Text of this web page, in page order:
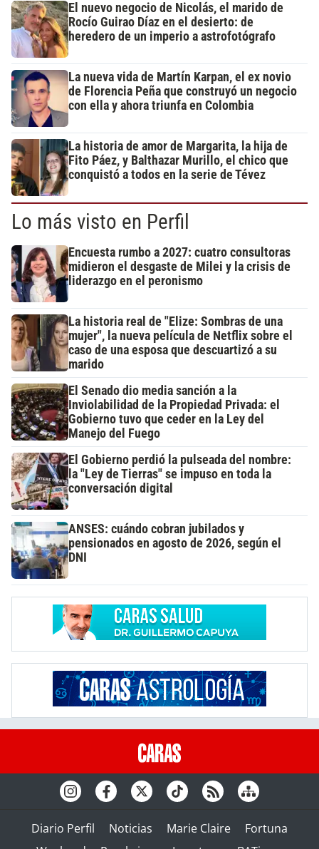
El nuevo negocio de Nicolás, el marido de
Rocío Guirao Díaz en el desierto: de
heredero de un imperio a astrofotógrafo
La nueva vida de Martín Karpan, el ex novio
de Florencia Peña que construyó un negocio
con ella y ahora triunfa en Colombia
La historia de amor de Margarita, la hija de
Fito Páez, y Balthazar Murillo, el chico que
conquistó a todos en la serie de Tévez
Lo más visto en Perfil
Encuesta rumbo a 2027: cuatro consultoras
midieron el desgaste de Milei y la crisis de
liderazgo en el peronismo
La historia real de "Elize: Sombras de una
mujer", la nueva película de Netflix sobre el
caso de una esposa que descuartizó a su
marido
El Senado dio media sanción a la
Inviolabilidad de la Propiedad Privada: el
Gobierno tuvo que ceder en la Ley del
Manejo del Fuego
El Gobierno perdió la pulseada del nombre:
la "Ley de Tierras" se impuso en toda la
conversación digital
ANSES: cuándo cobran jubilados y
pensionados en agosto de 2026, según el
DNI
Diario Perfil Noticias Marie Claire
Fortuna